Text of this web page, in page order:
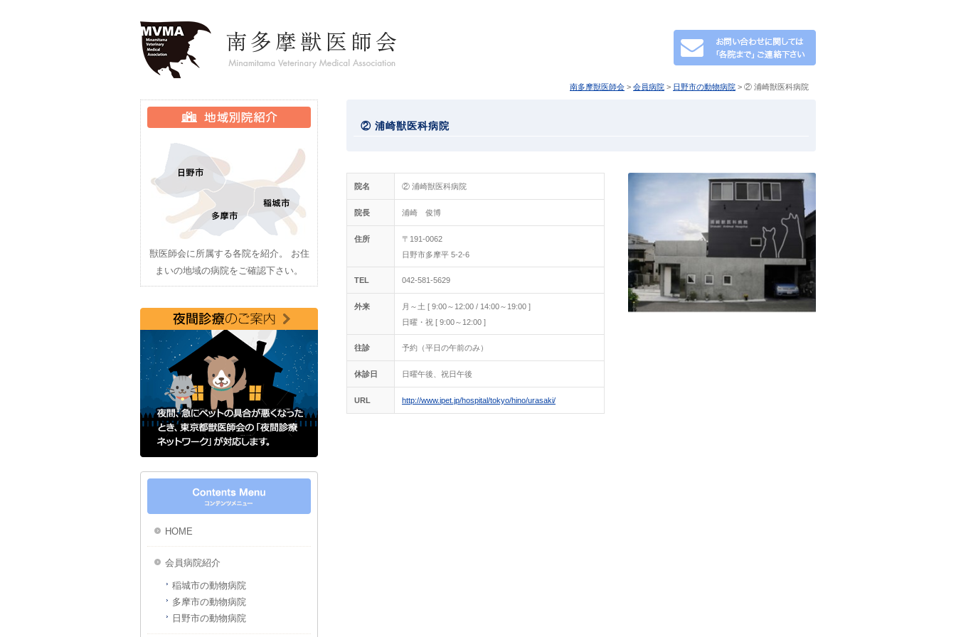
南多摩獣医師会 > 会員病院 > 日野市の動物病院 > ② 浦崎獣医科病院
② 浦崎獣医科病院
院名 ② 浦崎獣医科病院
院長 浦崎 俊博
住所
〒191-0062
日野市多摩平 5-2-6
TEL 042-581-5629
外来
月～土 [ 9:00～12:00 / 14:00～19:00 ]
日曜・祝 [ 9:00～12:00 ]
往診 予約（平日の午前のみ）
休診日 日曜午後、祝日午後
URL http://www.ipet.jp/hospital/tokyo/hino/urasaki/
獣医師会に所属する各院を紹介。 お住
まいの地域の病院をご確認下さい。
HOME
会員病院紹介
稲城市の動物病院
多摩市の動物病院
日野市の動物病院